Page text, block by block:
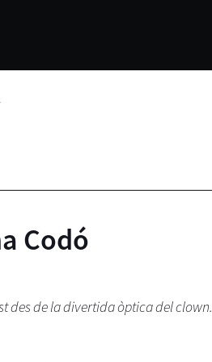
Codó
des de la divertida òptica del clown.